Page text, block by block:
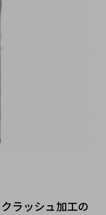
ラッシュ加工の